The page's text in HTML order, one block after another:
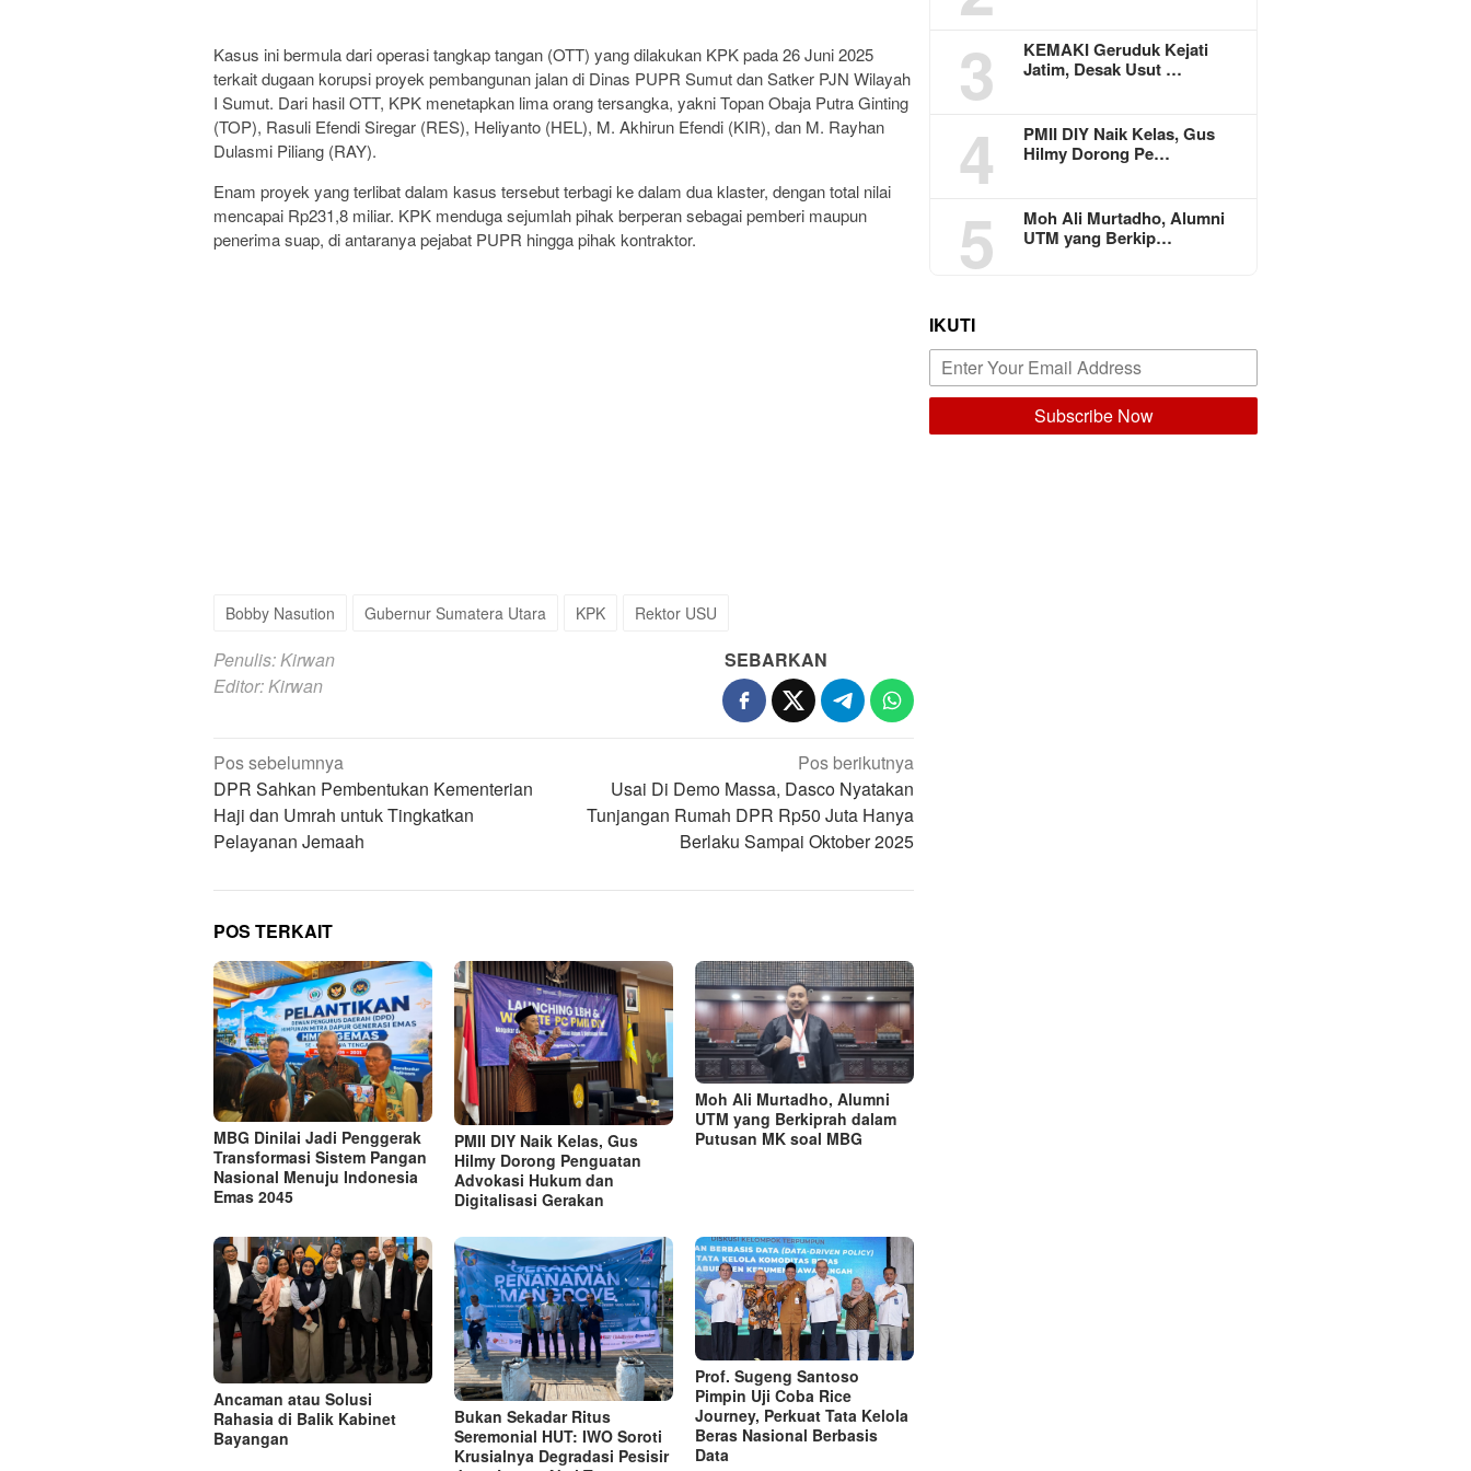
Kasus ini bermula dari operasi tangkap tangan (OTT) yang dilakukan KPK pada 26 Juni 2025
terkait dugaan korupsi proyek pembangunan jalan di Dinas PUPR Sumut dan Satker PJN Wilayah
I Sumut. Dari hasil OTT, KPK menetapkan lima orang tersangka, yakni Topan Obaja Putra Ginting
(TOP), Rasuli Efendi Siregar (RES), Heliyanto (HEL), M. Akhirun Efendi (KIR), dan M. Rayhan
Dulasmi Piliang (RAY).
Enam proyek yang terlibat dalam kasus tersebut terbagi ke dalam dua klaster, dengan total nilai
mencapai Rp231,8 miliar. KPK menduga sejumlah pihak berperan sebagai pemberi maupun
penerima suap, di antaranya pejabat PUPR hingga pihak kontraktor.
Bobby Nasution Gubernur Sumatera Utara KPK Rektor USU
Penulis: Kirwan
Editor: Kirwan
SEBARKAN
Navigasi
pos
Pos sebelumnya
DPR Sahkan Pembentukan Kementerian
Haji dan Umrah untuk Tingkatkan
Pelayanan Jemaah
Pos berikutnya
Usai Di Demo Massa, Dasco Nyatakan
Tunjangan Rumah DPR Rp50 Juta Hanya
Berlaku Sampai Oktober 2025
POS TERKAIT
MBG Dinilai Jadi Penggerak
Transformasi Sistem Pangan
Nasional Menuju Indonesia
Emas 2045
PMII DIY Naik Kelas, Gus
Hilmy Dorong Penguatan
Advokasi Hukum dan
Digitalisasi Gerakan
Moh Ali Murtadho, Alumni
UTM yang Berkiprah dalam
Putusan MK soal MBG
Ancaman atau Solusi
Rahasia di Balik Kabinet
Bayangan
Bukan Sekadar Ritus
Seremonial HUT: IWO Soroti
Krusialnya Degradasi Pesisir
Prof. Sugeng Santoso
Pimpin Uji Coba Rice
Journey, Perkuat Tata Kelola
Beras Nasional Berbasis
Data
3
KEMAKI Geruduk Kejati
Jatim, Desak Usut …
4
PMII DIY Naik Kelas, Gus
Hilmy Dorong Pe…
5
Moh Ali Murtadho, Alumni
UTM yang Berkip…
IKUTI